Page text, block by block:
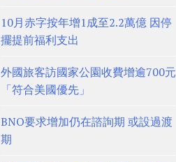
10月赤字按年增1成至2.2萬億 因停
擺提前福利支出
外國旅客訪國家公園收費增逾700元
「符合美國優先」
BNO要求增加仍在諮詢期 或設過渡
期